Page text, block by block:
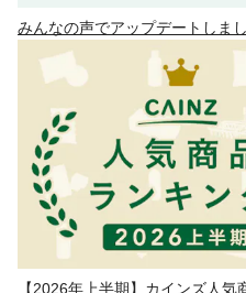
みんなの声でアップデートしま
【2026年上半期】カインズ人気